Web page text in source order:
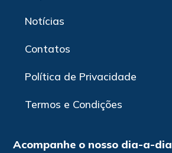
Notícias
Contatos
Política de Privacidade
Termos e Condições
Acompanhe o nosso dia-a-dia